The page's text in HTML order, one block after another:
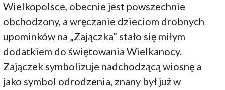
Wielkopolsce, obecnie jest powszechnie
obchodzony, a wręczanie dzieciom drobnych
upominków na „Zajączka” stało się miłym
dodatkiem do świętowania Wielkanocy.
Zajączek symbolizuje nadchodzącą wiosnę a
jako symbol odrodzenia, znany był już w